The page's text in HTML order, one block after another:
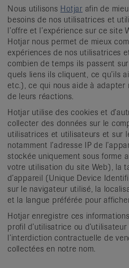
Nous utilisons Hotjar afin de
besoins de nos utilisatrices et
l’offre et l’expérience sur ce site
Hotjar nous permet de mieux
expériences de nos utilisatrices
combien de temps ils passent
quels liens ils cliquent, ce qu’ils
etc.), ce qui nous aide à adapter
de leurs réactions.
Hotjar utilise des cookies et
collecter des données sur le
utilisatrices et utilisateurs et sur
notamment l’adresse IP de
stockée uniquement sous forme
votre utilisation du site Web), la
d’appareil (Unique Device
sur le navigateur utilisé, la
et la langue préférée pour
Hotjar enregistre ces
profil d’utilisatrice ou
l’interdiction contractuelle de
collectées en notre nom.